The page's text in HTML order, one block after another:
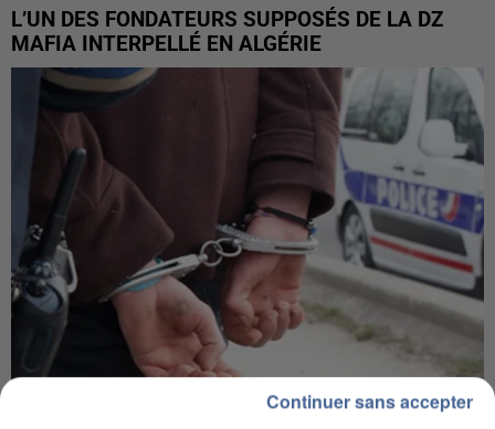
L’UN DES FONDATEURS SUPPOSÉS DE LA DZ
MAFIA INTERPELLÉ EN ALGÉRIE
Continuer sans accepter